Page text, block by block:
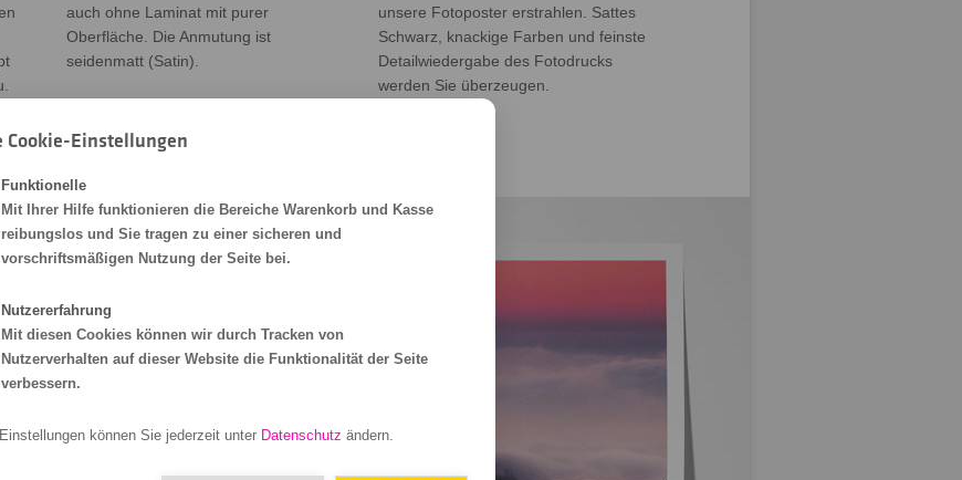
auch ohne Laminat mit purer
Oberfläche. Die Anmutung ist
seidenmatt (Satin).
unsere Fotoposter erstrahlen. Sattes
Schwarz, knackige Farben und feinste
Detailwiedergabe des Fotodrucks
werden Sie überzeugen.
Cookie-Einstellungen
Funktionelle
Mit Ihrer Hilfe funktionieren die Bereiche Warenkorb und Kasse
reibungslos und Sie tragen zu einer sicheren und
vorschriftsmäßigen Nutzung der Seite bei.
Nutzererfahrung
Mit diesen Cookies können wir durch Tracken von
Nutzerverhalten auf dieser Website die Funktionalität der Seite
verbessern.
Einstellungen können Sie jederzeit unter Datenschutz ändern.